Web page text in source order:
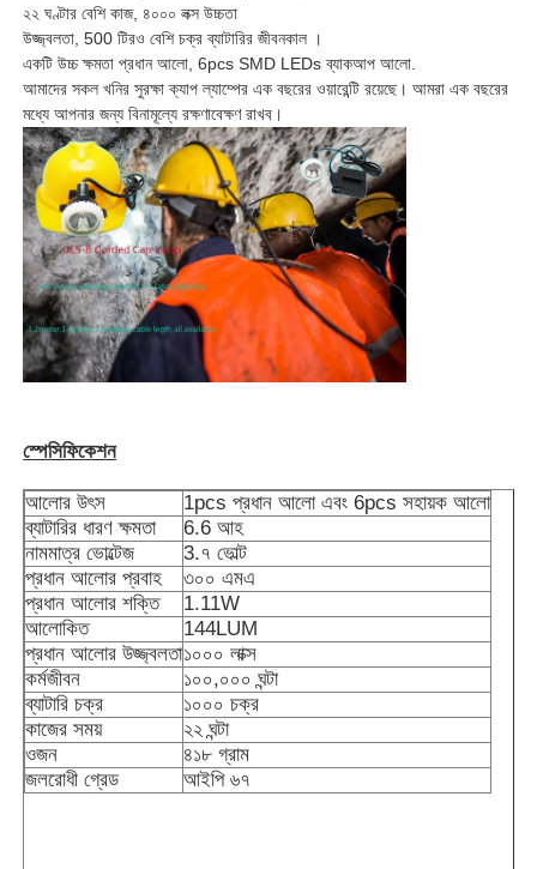
বাড়ি
পণ্য
VR প্রদর্শন
মান নিয়ন্ত্রণ
খবর
উদ্ধৃতির জন্য আবেদন
এলইডি মাইনিং ল্যাম্প
২২ ঘণ্টার বেশি কাজ, ৪০০০ লক্স উচ্চতা
উজ্জ্বলতা, 500 টিরও বেশি চক্র ব্যাটারির জীবনকাল ।
একটি উচ্চ ক্ষমতা প্রধান আলো, 6pcs SMD LEDs ব্যাকআপ আলো.
আমাদের সকল খনির সুরক্ষা ক্যাপ ল্যাম্পের এক বছরের ওয়ারেন্টি রয়েছে। আমরা এক বছরের
মধ্যে আপনার জন্য বিনামূল্যে রক্ষণাবেক্ষণ রাখব।
স্পেসিফিকেশন
আলোর উৎস
1pcs প্রধান আলো এবং 6pcs সহায়ক আলো
ব্যাটারির ধারণ ক্ষমতা
6.6 আহ
নামমাত্র ভোল্টেজ
3.৭ ভোল্ট
প্রধান আলোর প্রবাহ
৩০০ এমএ
প্রধান আলোর শক্তি
1.11W
আলোকিত
144LUM
প্রধান আলোর উজ্জ্বলতা১০০০ লাক্স
কর্মজীবন
১০০,০০০ ঘন্টা
ব্যাটারি চক্র
১০০০ চক্র
কাজের সময়
২২ ঘন্টা
ওজন
৪১৮ গ্রাম
জলরোধী গ্রেড
আইপি ৬৭